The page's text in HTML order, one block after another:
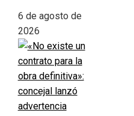
6 de agosto de
2026